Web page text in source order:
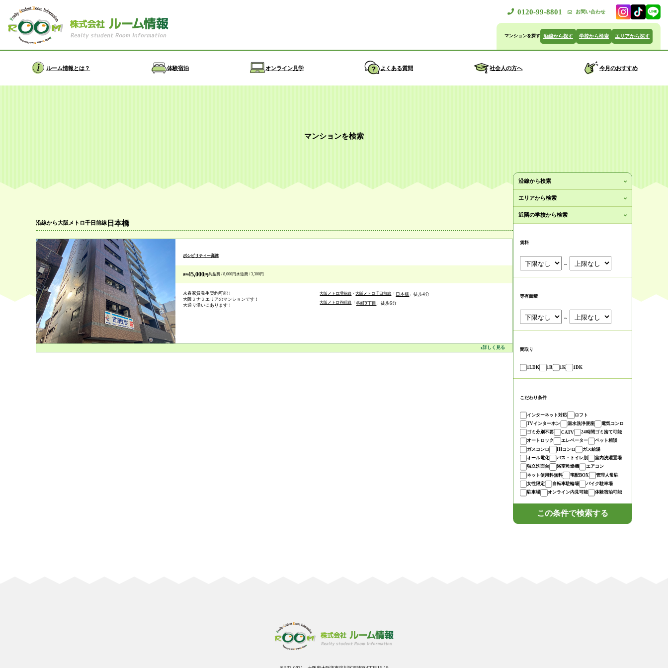
0120-99-8801 お問い合わせ
沿線から探す 学校から検索 エリアから探す
ルーム情報とは？ 体験宿泊 オンライン見学 よくある質問 社会人の方へ 今月のおすすめ
マンションを検索
沿線から大阪メトロ千日前線 日本橋
ポシビリティー高津
賃料45,000円共益費 / 8,000円水道費 / 3,300円
来春家賃発生契約可能！
大阪ミナミエリアのマンションです！
大通り沿いにあります！
大阪メトロ堺筋線 大阪メトロ千日前線 日本橋 徒歩4分
大阪メトロ谷町線 谷町9丁目 徒歩6分
詳しく見る
沿線から検索
エリアから検索
近隣の学校から検索
賃料
～
専有面積
～
間取り
1LDK 1R 1K 1DK
こだわり条件
インターネット対応
ロフト
TVインターホン
温水洗浄便座
電気コンロ
ゴミ分別不要
CATV
24時間ゴミ捨て可能
オートロック
エレベーター
ペット相談
ガスコンロ
IHコンロ
ガス給湯
オール電化
バス・トイレ別
室内洗濯置場
独立洗面台
浴室乾燥機
エアコン
ネット使用料無料
宅配BOX
管理人常駐
女性限定
自転車駐輪場
バイク駐車場
駐車場
オンライン内見可能 体験宿泊可能